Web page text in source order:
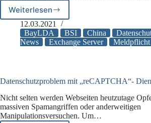
WeiterlesenDatenschutzmeldepflicht
:
Kritische
Schwachstellen
Servern
12.03.2021
BayLDA
BSI China
News
Exchange Server Meldpflicht
Datenschutzproblem mit „reCAPTCHA“-
Nicht selten werden Webseiten heutzutage
massiven Spamangriffen oder anderweitigen
Manipulationsversuchen. Um…